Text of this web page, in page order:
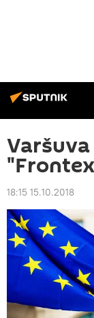
18:15 15.10.2018